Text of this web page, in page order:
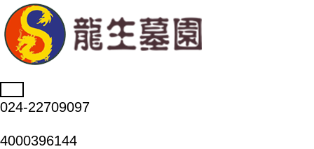
024-22709097
4000396144